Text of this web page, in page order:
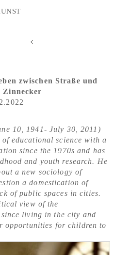
zwischen Straße und
Zinnecker
10, 1941- July 30, 2011)
of educational science with a
since the 1970s and has
and youth research. He
a new sociology of
a domestication of
of public spaces in cities.
view of the
living in the city and
opportunities for children to